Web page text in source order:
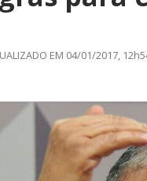
EM 04/01/2017,
Das Carreiras Do…
5 ago, 2026